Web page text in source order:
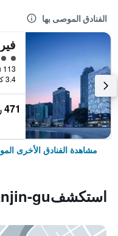
الفنادق الموصى بها
3.4 كيلومتر عن وسط المدينة
471 ﷼
مشاهدة الفنادق الأخرى
استكشفBusanjin-gu, بوسان